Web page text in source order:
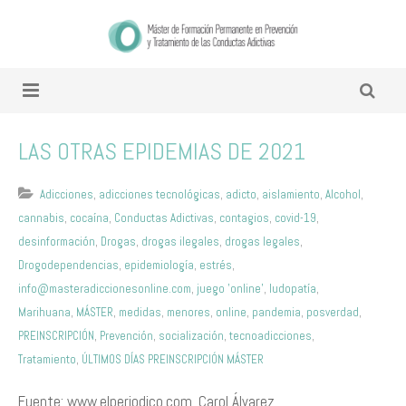
LAS OTRAS EPIDEMIAS DE 2021
Adicciones, adicciones tecnológicas, adicto, aislamiento, Alcohol,
cannabis, cocaína, Conductas Adictivas, contagios, covid-19,
desinformación, Drogas, drogas ilegales, drogas legales,
Drogodependencias, epidemiología, estrés,
info@masteradiccionesonline.com, juego 'online', ludopatía,
Marihuana, MÁSTER, medidas, menores, online, pandemia, posverdad,
PREINSCRIPCIÓN, Prevención, socialización, tecnoadicciones,
Tratamiento, ÚLTIMOS DÍAS PREINSCRIPCIÓN MÁSTER
Fuente: www.elperiodico.com. Carol Álvarez.